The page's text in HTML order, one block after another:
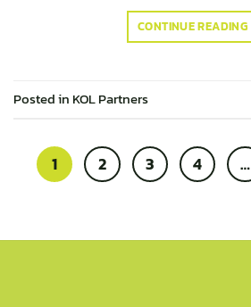
CONTINUE READING
Posted in KOL Partners
1 2 3 4 …